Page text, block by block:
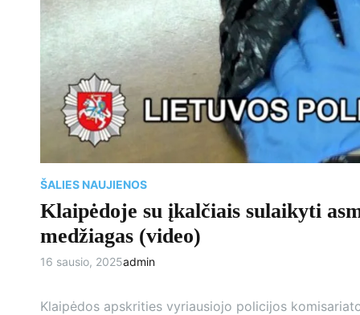
ŠALIES NAUJIENOS
Klaipėdoje su įkalčiais sulaikyti
medžiagas (video)
16 sausio, 2025admin
Klaipėdos apskrities vyriausiojo policijos